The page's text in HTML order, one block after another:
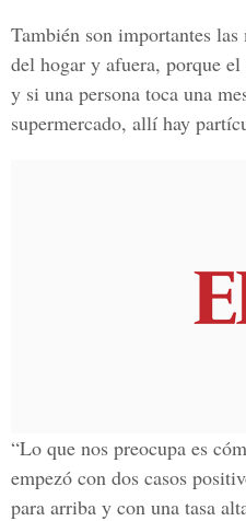
También son importantes
del hogar y afuera, porque
y si una persona toca una
supermercado, allí hay
“Lo que nos preocupa es
empezó con dos casos
para arriba y con una tasa